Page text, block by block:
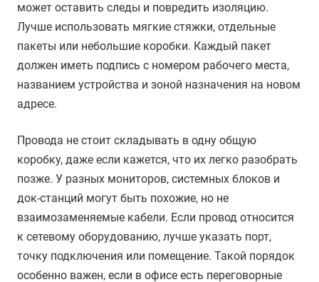
может оставить следы и повредить изоляцию.
Лучше использовать мягкие стяжки, отдельные
пакеты или небольшие коробки. Каждый пакет
должен иметь подпись с номером рабочего места,
названием устройства и зоной назначения на новом
адресе.
Провода не стоит складывать в одну общую
коробку, даже если кажется, что их легко разобрать
позже. У разных мониторов, системных блоков и
док-станций могут быть похожие, но не
взаимозаменяемые кабели. Если провод относится
к сетевому оборудованию, лучше указать порт,
точку подключения или помещение. Такой порядок
особенно важен, если в офисе есть переговорные